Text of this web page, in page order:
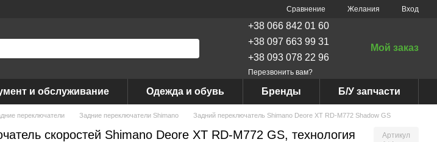
Сравнение Желания Вход
+38 066 842 01 60
+38 097 663 99 31
+38 093 078 22 96
Перезвонить вам?
Мой заказ
и обслуживание Одежда и обувь Бренды Б/У запчасти
переключатели Задние переключатели Shimano Задний переключатель Shimano Deore XT RD-M772 Shadow GS
скоростей Shimano Deore XT RD-M772 GS, технология
Артикул